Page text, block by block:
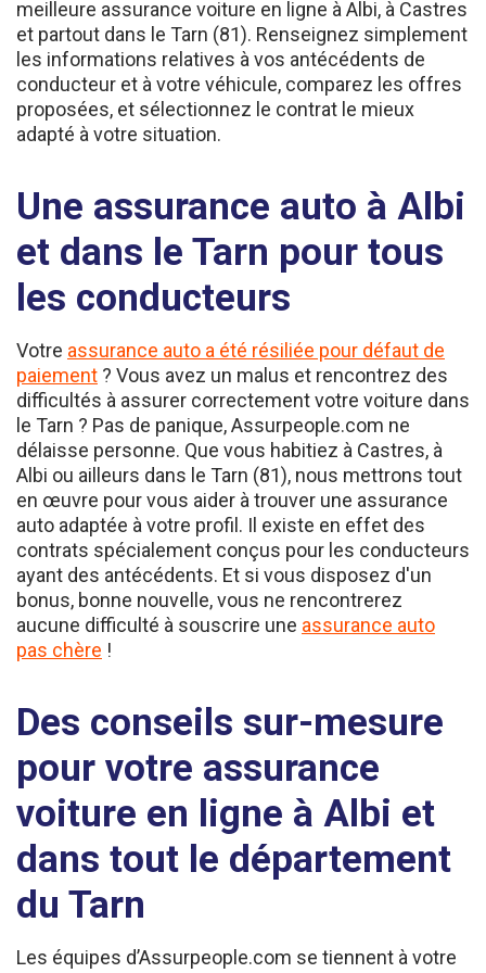
et partout dans le Tarn (81). Renseignez simplement
les informations relatives à vos antécédents de
conducteur et à votre véhicule, comparez les offres
proposées, et sélectionnez le contrat le mieux
adapté à votre situation.
Une assurance auto à Albi
et dans le Tarn pour tous
les conducteurs
paiement? Vous avez un malus et rencontrez des
difficultés à assurer correctement votre voiture dans
le Tarn ? Pas de panique, Assurpeople.com ne
délaisse personne. Que vous habitiez à Castres, à
Albi ou ailleurs dans le Tarn (81), nous mettrons tout
en œuvre pour vous aider à trouver une assurance
auto adaptée à votre profil. Il existe en effet des
contrats spécialement conçus pour les conducteurs
ayant des antécédents. Et si vous disposez d'un
bonus, bonne nouvelle, vous ne rencontrerez
aucune difficulté à souscrire uneassurance auto
pas chère!
Des conseils sur-mesure
pour votre assurance
voiture en ligne à Albi et
dans tout le département
du Tarn
disposition pour vous guider dans vos recherches et